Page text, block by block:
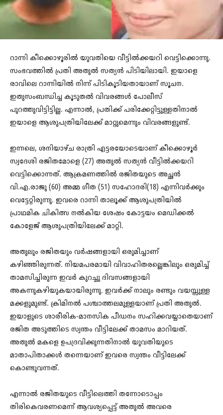
റാന്നി കീക്കൊഴൂരില്‍ യുവതിയെ വീട്ടില്‍ക്കയറി വെട്ടിക്കൊന്നു.
സംഭവത്തില്‍ പ്രതി അതുല്‍ സത്യന്‍ പിടിയിലായി. ഇയാളെ
രാവിലെ റാന്നിയില്‍ നിന്ന് പിടികൂടിയതായാണ് സൂചന.
ഇതുസംബന്ധിച്ച കൂടുതല്‍ വിവരങ്ങള്‍ പോലീസ്
പുറത്തുവിട്ടിട്ടില്ല. എന്നാൽ, പ്രതിക്ക് പരിക്കേറ്റിട്ടുള്ളതിനാൽ
ഇയാളെ ആശുപത്രിയിലേക്ക് മാറ്റുമെന്നും വിവരങ്ങളുണ്ട്.
ഇന്നലെ, ശനിയാഴ്ച രാത്രി എട്ടരയോടെയാണ് കീക്കൊഴൂര്‍
സ്വദേശി രജിതമോളെ (27) അതുല്‍ സത്യന്‍ വീട്ടില്‍ക്കയറി
വെട്ടിക്കൊന്നത്. ആക്രമണത്തില്‍ രജിതയുടെ അച്ഛന്‍
വി.എ.രാജു (60) അമ്മ ഗീത (51) സഹോദരി(18) എന്നിവര്‍ക്കും
വെട്ടേറ്റിരുന്നു. ഇവരെ റാന്നി താലൂക്ക് ആശുപത്രിയിൽ
പ്രാഥമിക ചികിത്സ നൽകിയ ശേഷം കോട്ടയം മെഡിക്കല്‍
കോളേജ് ആശുപത്രിയിലേക്ക് മാറ്റി.
അതുലും രജിതയും വർഷങ്ങളായി ഒരുമിച്ചാണ്
കഴിഞ്ഞിരുന്നത്. നിയമപരമായി വിവാഹിതരല്ലെങ്കിലും ഒരുമിച്ച്
താമസിച്ചിരുന്ന ഇവർ കുറച്ചു ദിവസങ്ങളായി
അകന്നുകഴിയുകയായിരുന്നു. ഇവര്‍ക്ക് നാലും രണ്ടും വയസ്സുള്ള
മക്കളുമുണ്ട്. ക്രിമിനല്‍ പശ്ചാത്തലമുള്ളയാണ് പ്രതി അതുൽ.
ഇയാളുടെ ശാരീരിക-മാനസിക പീഡനം സഹിക്കവയ്യാതെയാണ്
രജിത അടുത്തിടെ സ്വന്തം വീട്ടിലേക്ക് താമസം മാറിയത്.
അതുൽ മകളെ ഉപദ്രവിക്കുന്നതിനാൽ യുവതിയുടെ
മാതാപിതാക്കള്‍ തന്നെയാണ് ഇവരെ സ്വന്തം വീട്ടിലേക്ക്
കൊണ്ടുവന്നത്.
എന്നാല്‍ രജിതയുടെ വീട്ടിലെത്തി തന്നോടൊപ്പം
തിരികെവരണമെന്ന് ആവശ്യപ്പെട്ട് അതുല്‍ അവരെ